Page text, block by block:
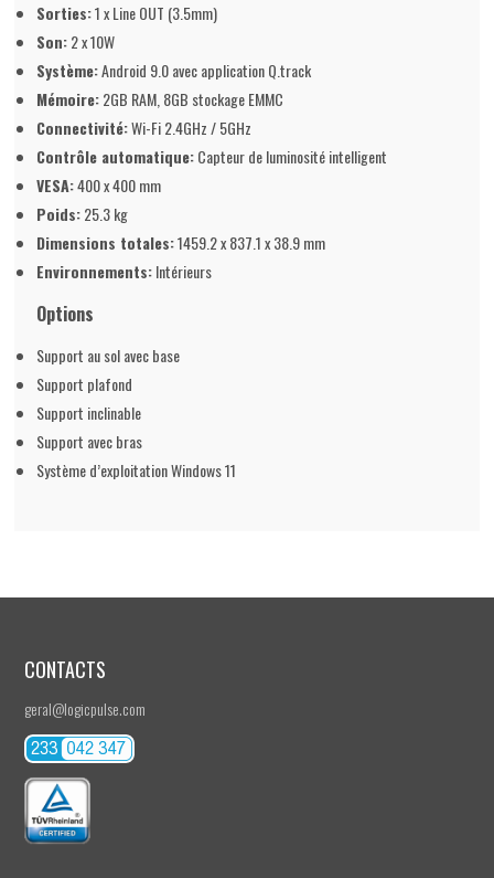
Sorties:1 x Line OUT (3.5mm)
Son:2 x 10W
Système:Android 9.0 avec application Q.track
Mémoire:2GB RAM, 8GB stockage EMMC
Connectivité:Wi-Fi 2.4GHz / 5GHz
Contrôle automatique:Capteur de luminosité intelligent
VESA:400 x 400 mm
Poids:25.3 kg
Dimensions totales:1459.2 x 837.1 x 38.9 mm
Environnements:Intérieurs
Options
Support au sol avec base
Support plafond
Support inclinable
Support avec bras
Système d’exploitation Windows 11
CONTACTS
geral@logicpulse.com